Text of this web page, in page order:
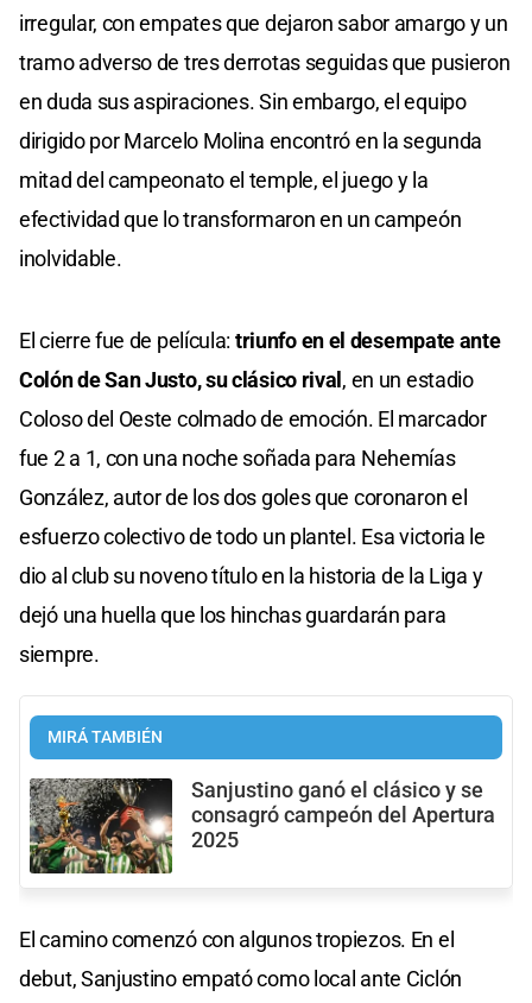
irregular, con empates que dejaron sabor amargo y un
tramo adverso de tres derrotas seguidas que pusieron
en duda sus aspiraciones. Sin embargo, el equipo
dirigido por Marcelo Molina encontró en la segunda
mitad del campeonato el temple, el juego y la
efectividad que lo transformaron en un campeón
inolvidable.
El cierre fue de película: triunfo en el desempate ante
Colón de San Justo, su clásico rival, en un estadio
Coloso del Oeste colmado de emoción. El marcador
fue 2 a 1, con una noche soñada para Nehemías
González, autor de los dos goles que coronaron el
esfuerzo colectivo de todo un plantel. Esa victoria le
dio al club su noveno título en la historia de la Liga y
dejó una huella que los hinchas guardarán para
siempre.
MIRÁ TAMBIÉN
Sanjustino ganó el clásico y se
consagró campeón del Apertura
2025
El camino comenzó con algunos tropiezos. En el
debut, Sanjustino empató como local ante Ciclón